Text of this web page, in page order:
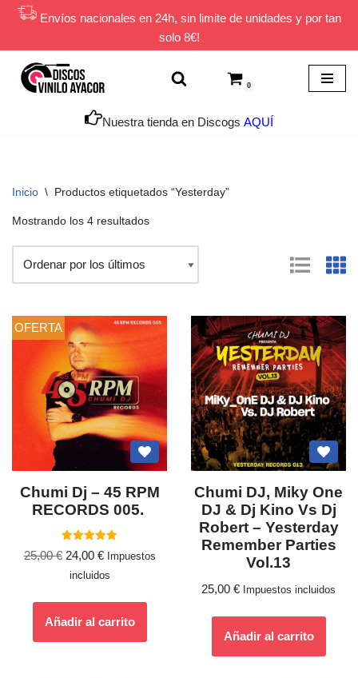
contenido
Envíos nacionales en 24h, sin limite de unidades y por tan
solo 8€!
0
Nuestra tienda en Discogs AQUÍ
Inicio \ Productos etiquetados “Yesterday”
Mostrando los 4 resultados
OFERTA
Chumi Dj – 45 RPM
RECORDS 005.
Valorado
con
5.00
de 5
25,00€ 24,00 €
Impuestos
incluidos
Añadir al carrito
Chumi DJ, Miky One
DJ & Dj Kino Vs Dj
Robert ‎– Yesterday
Remember Parties
Vol.13
25,00 € Impuestos incluidos
Añadir al carrito